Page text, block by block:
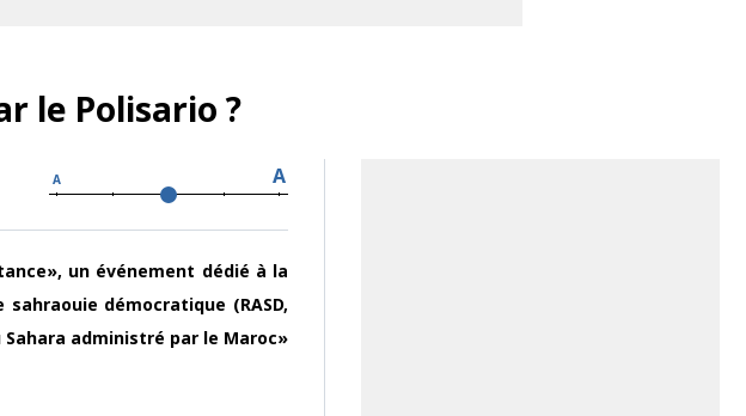
le Polisario ?
A A
un événement dédié à la
démocratique (RASD,
administré par le Maroc»